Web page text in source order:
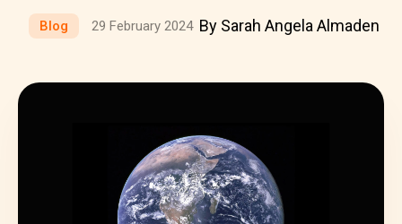
Blog 29 February 2024 By Sarah Angela Almaden